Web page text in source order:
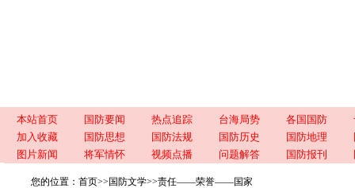
本站首页 国防要闻 热点追踪 台海局势 各国国防
加入收藏
国防思想 国防法规 国防历史 国防地理
图片新闻
将军情怀 视频点播 问题解答 国防报刊
您的位置： 首页>> 国防文学>>责任——荣誉——国家